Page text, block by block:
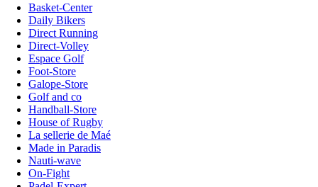
Basket-Center
Daily Bikers
Direct Running
Direct-Volley
Espace Golf
Foot-Store
Galope-Store
Golf and co
Handball-Store
House of Rugby
La sellerie de Maé
Made in Paradis
Nauti-wave
On-Fight